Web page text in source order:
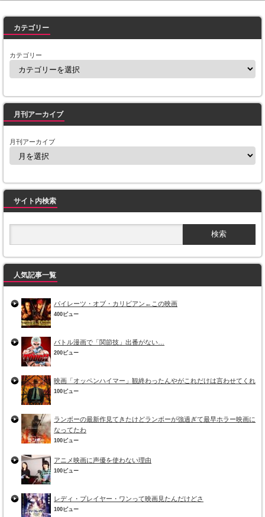
カテゴリー
カテゴリー
月刊アーカイブ
月刊アーカイブ
サイト内検索
人気記事一覧
パイレーツ・オブ・カリビアン←この映画
400ビュー
バトル漫画で「関節技」出番がない…
200ビュー
映画「オッペンハイマー」観終わったんやがこれだけは言わせてくれ
100ビュー
ランボーの最新作見てきたけどランボーが強過ぎて最早ホラー映画に
なってたわ
100ビュー
アニメ映画に声優を使わない理由
100ビュー
レディ・プレイヤー・ワンって映画見たんだけどさ
100ビュー